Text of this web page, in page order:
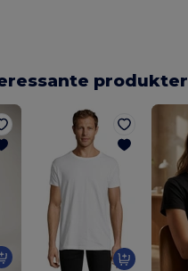
produkter